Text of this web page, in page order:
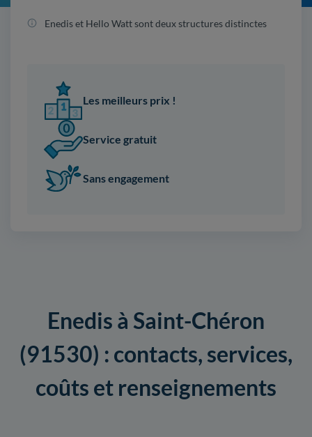
Enedis et Hello Watt sont deux structures distinctes
Les meilleurs prix !
Service gratuit
Sans engagement
Enedis à Saint-Chéron
(91530) : contacts, services,
coûts et renseignements